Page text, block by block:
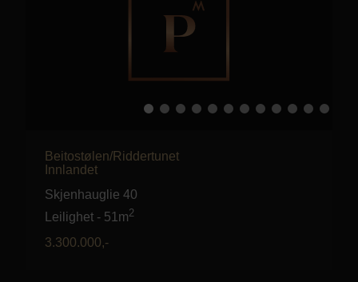
Beitostølen/Riddertunet
Innlandet
Skjenhauglie 40
Leilighet - 51m2
3.300.000,-